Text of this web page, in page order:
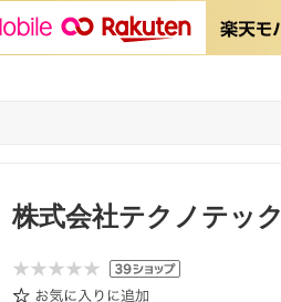
株式会社テクノテック